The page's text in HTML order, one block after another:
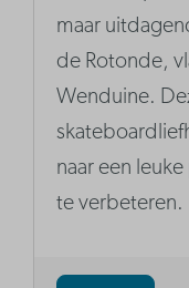
maar
de Rotonde,
Wenduine.
naar een
te verbeteren.